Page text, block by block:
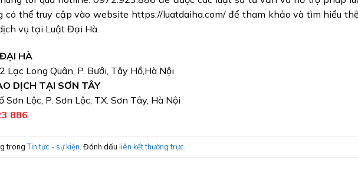
có thể truy cập vào website https://luatdaiha.com/ để tham khảo và tìm hiểu
vụ tại Luật Đại Hà.
HÀ
Lạc Long Quân, P. Bưởi, Tây Hồ,Hà Nội
DỊCH TẠI SƠN TÂY
Lộc, P. Sơn Lộc, TX. Sơn Tây, Hà Nội
886
trongTin tức - sự kiện. Đánh dấu liên kết thường trực.